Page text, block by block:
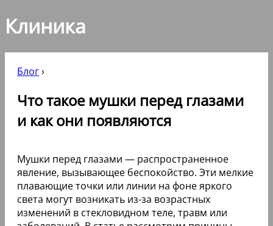
Клиника
Блог›
Что такое мушки перед глазами
и как они появляются
Мушки перед глазами — распространенное
явление, вызывающее беспокойство. Эти мелкие
плавающие точки или линии на фоне яркого
света могут возникать из-за возрастных
изменений в стекловидном теле, травм или